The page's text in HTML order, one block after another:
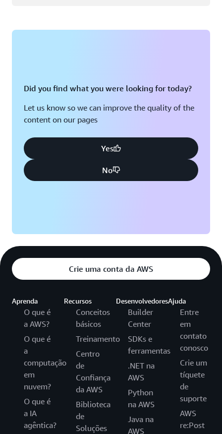
Did you find what you were looking for today?
Let us know so we can improve the quality of the
content on our pages
Yes
No
Crie uma conta da AWS
Aprenda
O que é
a AWS?
O que é
a
computação
em
nuvem?
O que é
a IA
agêntica?
Recursos
Conceitos
básicos
Treinamento
Centro
de
Confiança
da AWS
Biblioteca
de
Soluções
Desenvolvedores
Builder
Center
SDKs e
ferramentas
.NET na
AWS
Python
na AWS
Java na
AWS
Ajuda
Entre
em
contato
conosco
Crie um
tíquete
de
suporte
AWS
re:Post